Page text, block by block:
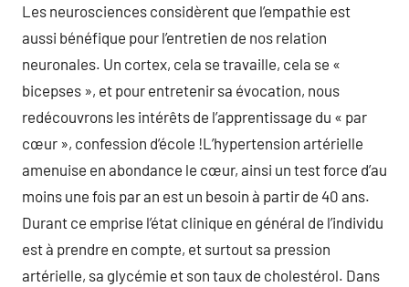
Les neurosciences considèrent que l’empathie est
aussi bénéfique pour l’entretien de nos relation
neuronales. Un cortex, cela se travaille, cela se «
bicepses », et pour entretenir sa évocation, nous
redécouvrons les intérêts de l’apprentissage du « par
cœur », confession d’école !L’hypertension artérielle
amenuise en abondance le cœur, ainsi un test force d’au
moins une fois par an est un besoin à partir de 40 ans.
Durant ce emprise l’état clinique en général de l’individu
est à prendre en compte, et surtout sa pression
artérielle, sa glycémie et son taux de cholestérol. Dans